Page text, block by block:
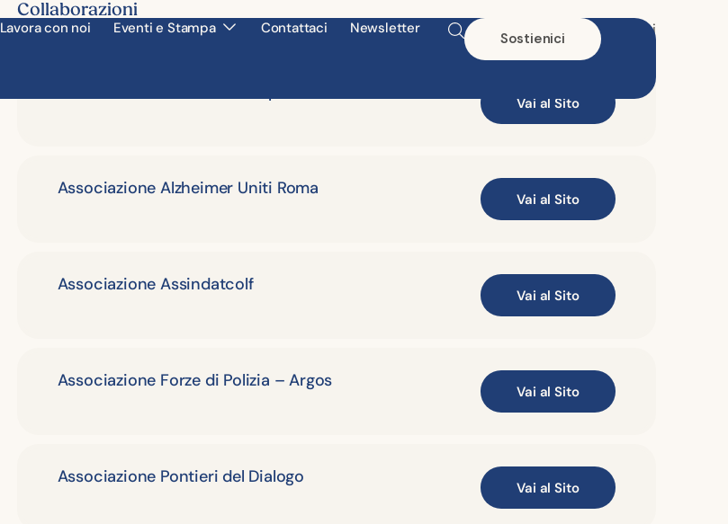
Lavora con noi Eventi e Stampa Contattaci Newsletter
Sostienici
Collaborazioni
Grazie alle collaborazioni con realtà del territorio, la Fondazione sviluppa attività condivise nei
settori sociale, culturale e sanitario, promuovendo inclusione e supporto costante.
Vai al Sito
Associazione Alzheimer Uniti Roma
Vai al Sito
Associazione Assindatcolf
Vai al Sito
Associazione Forze di Polizia – Argos
Vai al Sito
Associazione Pontieri del Dialogo
Vai al Sito